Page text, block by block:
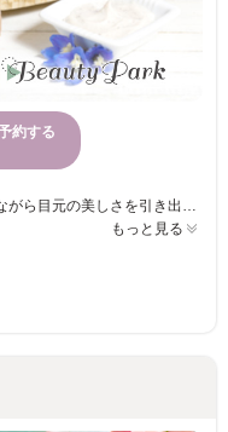
約する
光あふれる雰囲気の中で、リフレッシュしながら目元の美しさを引き出す！マツエク技術に自信を持つプロフェッショナルが施術をします☆幅広い世代に親しまれる、自然な美しさを引き立てるデザインをお楽しみください！ MAQUIA 小松店は、気持ちのよい明るさと広々とした空間で、心地よく過ごすことができるまつげサロンです。多様な年齢に向けたサービスを提供しているため、どなたでも安心して利用できます。ここで施術を受ければ、あなたの美しさをより引き立てることができます。MAQUIA 小松店で自分だけの魅力を最大限に引き出してみませんか？お気軽に足を運び、至福のひとときをお楽しみください。
もっと見る